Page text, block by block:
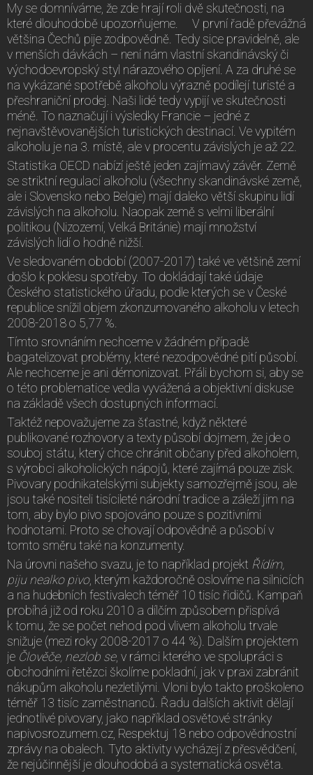
My se domníváme, že zde hrají roli dvě skutečnosti, na
které dlouhodobě upozorňujeme. V první řadě převážná
většina Čechů pije zodpovědně. Tedy sice pravidelně, ale
v menších dávkách – není nám vlastní skandinávský či
východoevropský styl nárazového opíjení. A za druhé se
na vykázané spotřebě alkoholu výrazně podílejí turisté a
přeshraniční prodej. Naši lidé tedy vypijí ve skutečnosti
méně. To naznačují i výsledky Francie – jedné z
nejnavštěvovanějších turistických destinací. Ve vypitém
alkoholu je na 3. místě, ale v procentu závislých je až 22.
Statistika OECD nabízí ještě jeden zajímavý závěr. Země
se striktní regulací alkoholu (všechny skandinávské země,
ale i Slovensko nebo Belgie) mají daleko větší skupinu lidí
závislých na alkoholu. Naopak země s velmi liberální
politikou (Nizozemí, Velká Británie) mají množství
závislých lidí o hodně nižší.
Ve sledovaném období (2007-2017) také ve většině zemí
došlo k poklesu spotřeby. To dokládají také údaje
Českého statistického úřadu, podle kterých se v České
republice snížil objem zkonzumovaného alkoholu v letech
2008-2018 o 5,77 %.
Tímto srovnáním nechceme v žádném případě
bagatelizovat problémy, které nezodpovědné pití působí.
Ale nechceme je ani démonizovat. Přáli bychom si, aby se
o této problematice vedla vyvážená a objektivní diskuse
na základě všech dostupných informací.
Taktéž nepovažujeme za šťastné, když některé
publikované rozhovory a texty působí dojmem, že jde o
souboj státu, který chce chránit občany před alkoholem,
s výrobci alkoholických nápojů, které zajímá pouze zisk.
Pivovary podnikatelskými subjekty samozřejmě jsou, ale
jsou také nositeli tisícileté národní tradice a záleží jim na
tom, aby bylo pivo spojováno pouze s pozitivními
hodnotami. Proto se chovají odpovědně a působí v
tomto směru také na konzumenty.
Na úrovni našeho svazu, je to například projekt Řídím,
piju nealko pivo, kterým každoročně oslovíme na silnicích
a na hudebních festivalech téměř 10 tisíc řidičů. Kampaň
probíhá již od roku 2010 a dílčím způsobem přispívá
k tomu, že se počet nehod pod vlivem alkoholu trvale
snižuje (mezi roky 2008-2017 o 44 %). Dalším projektem
je Člověče, nezlob se, v rámci kterého ve spolupráci s
obchodními řetězci školíme pokladní, jak v praxi zabránit
nákupům alkoholu nezletilými. Vloni bylo takto proškoleno
téměř 13 tisíc zaměstnanců. Řadu dalších aktivit dělají
jednotlivé pivovary, jako například osvětové stránky
napivosrozumem.cz, Respektuj 18 nebo odpovědnostní
zprávy na obalech. Tyto aktivity vycházejí z přesvědčení,
že nejúčinnější je dlouhodobá a systematická osvěta.